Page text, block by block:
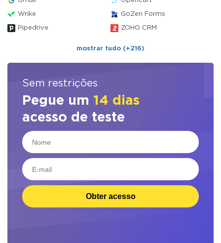
Wrike GoZen Forms
Pipedrive ZOHO CRM
mostrar tudo (+216)
Sem restrições
Pegue um 14 dias
acesso de teste
Obter acesso